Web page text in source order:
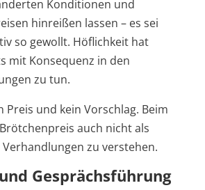
Konditionen und
hinreißen lassen – es sei
so gewollt. Höflichkeit hat
mit Konsequenz in den
zu tun.
Preis und kein Vorschlag. Beim
auch nicht als
zu verstehen.
Gesprächsführung